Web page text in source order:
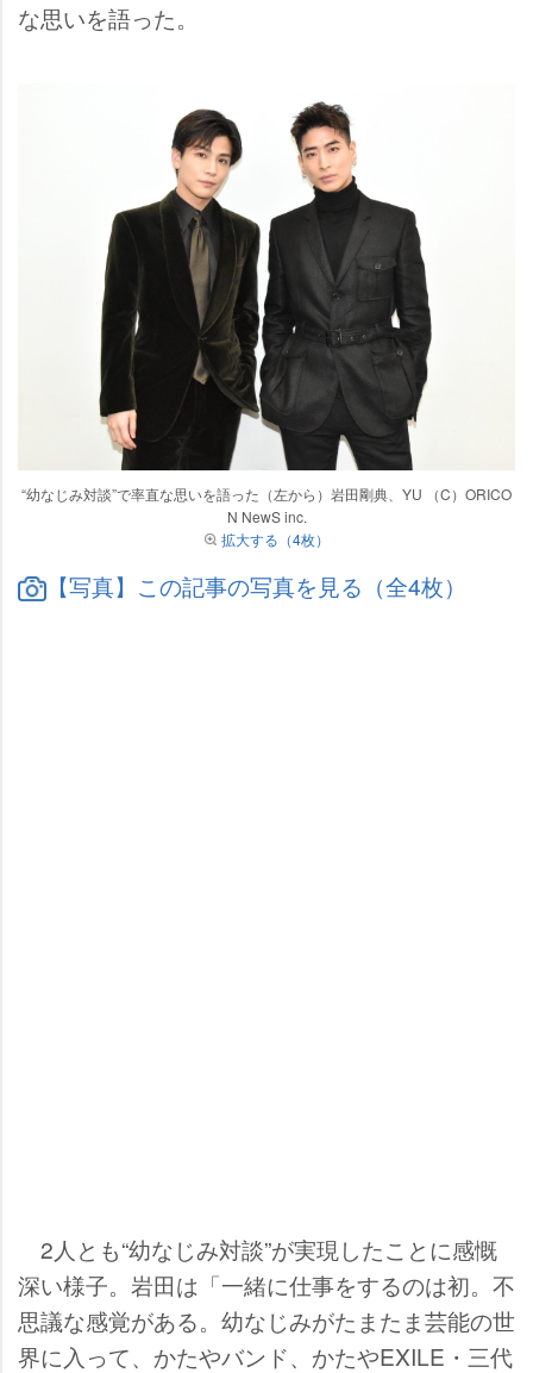
な思いを語った。
“幼なじみ対談”で率直な思いを語った（左から）岩田剛典、YU （C）ORICO
N NewS inc.
拡大する（4枚）
【写真】この記事の写真を見る（全4枚）
2人とも“幼なじみ対談”が実現したことに感慨
深い様子。岩田は「一緒に仕事をするのは初。不
思議な感覚がある。幼なじみがたまたま芸能の世
界に入って、かたやバンド、かたやEXILE・三代